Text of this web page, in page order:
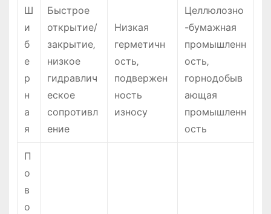
Ш
и
б
е
р
н
а
я
Быстрое
открытие/
закрытие‚
низкое
гидравлич
еское
сопротивл
ение
Низкая
герметичн
ость‚
подвержен
ность
износу
Целлюлозно
-бумажная
промышленн
ость‚
горнодобыв
ающая
промышленн
ость
П
о
в
о